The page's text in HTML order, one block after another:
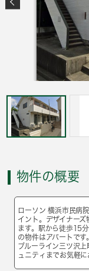
物件の概要
ローソン 横浜市民病
イント。デザイナー
ます。駅から徒歩15
の物件はアパートです
ブルーライン三ツ沢
ュニティまでお気軽に